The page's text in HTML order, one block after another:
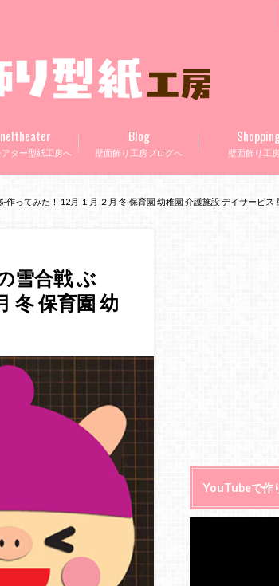
アター型紙工房へ 壁面飾り工房ブログへ
Blog
壁面飾り工
ってみた！ 12月 １月 ２月 冬 保育園 幼稚園 介護施設 デイサービス
雪合戦 ぶ
冬 保育園 幼
YouTubeで作